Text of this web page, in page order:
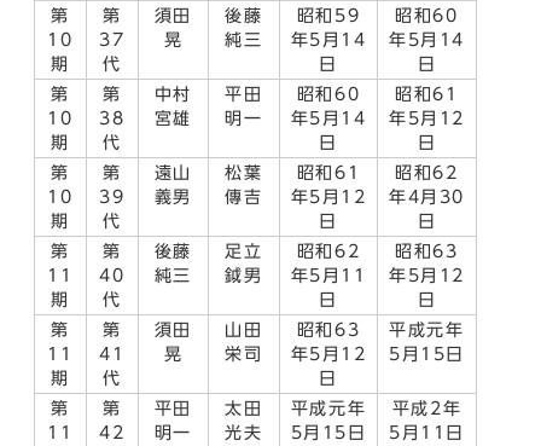
第
10
期
第
37
代
須田
晃
後藤
純三
昭和59
年5月14
日
昭和60
年5月14
日
第
10
期
第
38
代
中村
宮雄
平田
明一
昭和60
年5月14
日
昭和61
年5月12
日
第
10
期
第
39
代
遠山
義男
松葉
傳吉
昭和61
年5月12
日
昭和62
年4月30
日
第
11
期
第
40
代
後藤
純三
足立
鉞男
昭和62
年5月11
日
昭和63
年5月12
日
第
11
期
第
41
代
須田
晃
山田
栄司
昭和63
年5月12
日
平成元年
5月15日
第
11
第
42
平田
明一
太田
光夫
平成元年
5月15日
平成2年
5月11日